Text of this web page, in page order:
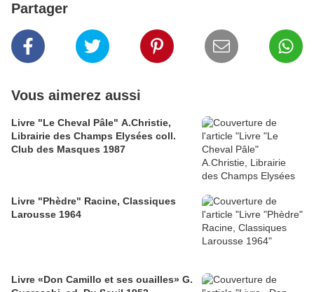
Partager
Vous aimerez aussi
Livre "Le Cheval Pâle" A.Christie,
Librairie des Champs Elysées coll.
Club des Masques 1987
Livre "Phèdre" Racine, Classiques
Larousse 1964
Livre «Don Camillo et ses ouailles» G.